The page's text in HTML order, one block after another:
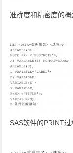
准确度和精密度的
SAS软件的PRINT过